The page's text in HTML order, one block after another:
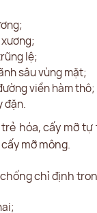
lệ;
sâu vùng mặt;
viền hàm thô;
đặn.
hóa, cấy mỡ
mỡ mông.
chỉ định